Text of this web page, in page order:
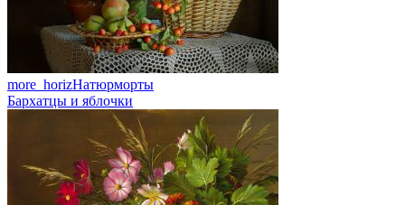
more_horizНатюрморты
Бархатцы и яблочки